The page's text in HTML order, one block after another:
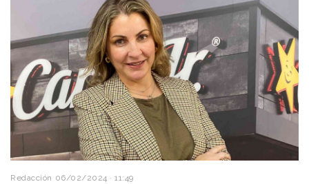
Redacción 06/02/2024 · 11:49